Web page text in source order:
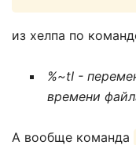
из хелпа по
%~tI -
времени
А вообще команда